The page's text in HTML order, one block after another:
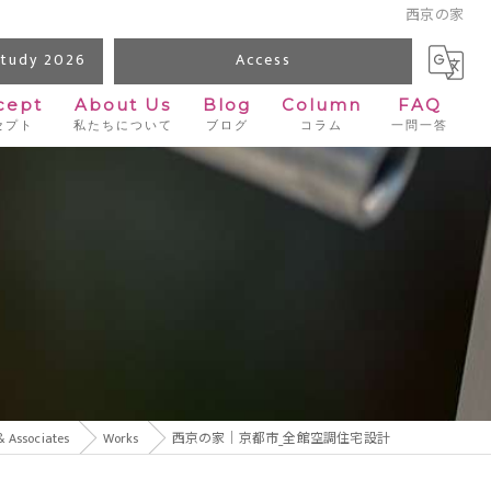
西京の家
2026 Access
ト
About Us
私たちについて
Blog
ブログ
Column
コラム
FAQ
一問一答
Works 西京の家｜京都市_全館空調住宅設計